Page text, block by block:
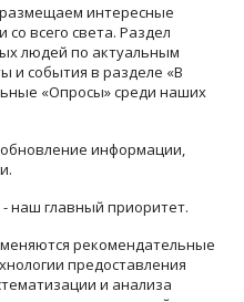
интересные
всего света. Раздел
людей по актуальным
и события в разделе «В
«Опросы» среди наших
информации,
наш главный приоритет.
рекомендательные
предоставления
и анализа